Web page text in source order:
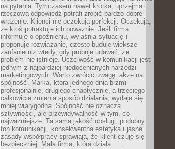
na pytania. Tymczasem nawet krótka, uprzejma i
rzeczowa odpowiedź potrafi zrobić bardzo dobre
wrażenie. Klienci nie oczekują perfekcji. Oczekują,
że ktoś potraktuje ich poważnie. Jeśli firma
informuje o opóźnieniu, wyjaśnia sytuację i
proponuje rozwiązanie, często buduje większe
zaufanie niż wtedy, gdy próbuje udawać, że
problem nie istnieje. Uczciwość w komunikacji jest
jednym z najbardziej niedocenianych narzędzi
marketingowych. Warto zwrócić uwagę także na
spójność. Marka, która jednego dnia brzmi
profesjonalnie, drugiego chaotycznie, a trzeciego
całkowicie zmienia sposób działania, wydaje się
mniej wiarygodna. Spójność nie oznacza
sztywności, ale przewidywalność w tym, co
najważniejsze. Ta sama jakość obsługi, podobny
ton komunikacji, konsekwentna estetyka i jasne
zasady współpracy sprawiają, że klient czuje się
bezpieczniej. Mała firma, która działa